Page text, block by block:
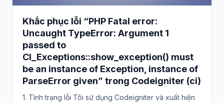
Khắc phục lỗi “PHP Fatal error:
Uncaught TypeError: Argument 1
passed to
CI_Exceptions::show_exception() must
be an instance of Exception, instance of
ParseError given” trong Codeigniter (ci)
1. Tình trạng lỗi Tôi sử dụng Codeigniter và xuất hiện